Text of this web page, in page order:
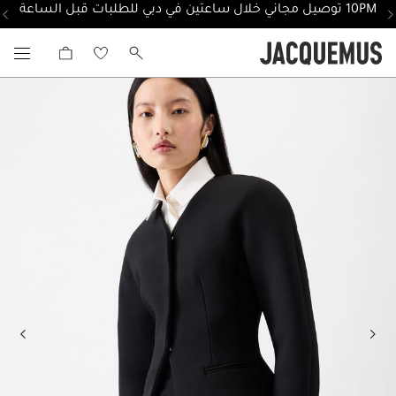
10PM توصيل مجاني خلال ساعتين في دبي للطلبات قبل الساعة